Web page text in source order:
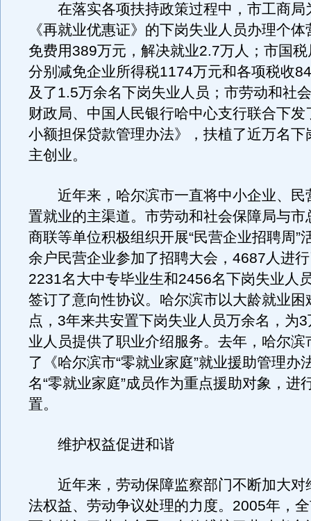
在落实各项扶持政策过程中，市工商局
《再就业优惠证》的下岗失业人员办理个
免费用389万元，解决就业2.7万人；市国
分别减免企业所得税1174万元和各项税收
及了1.5万余名下岗失业人员；市劳动和社
财政局、中国人民银行哈中心支行联合下发
小额担保贷款管理办法》，扶植了近万名下
主创业。
近年来，哈尔滨市一直将中小企业、民
置就业的主渠道。市劳动和社会保障局与市
商联等单位积极组织开展“民营企业招聘周”
余户民营企业参加了招聘大会，4687人进
2231名大中专毕业生和2456名下岗失业人
签订了意向性协议。哈尔滨市以大龄就业困
点，3年来共安置下岗失业人员万余名，为
业人员提供了职业介绍服务。去年，哈尔滨
了《哈尔滨市“零就业家庭”就业援助管理办
名“零就业家庭”成员作为重点援助对象，进
置。
维护权益促进和谐
近年来，劳动保障监察部门不断加大对
法权益、劳动争议处理的力度。2005年，